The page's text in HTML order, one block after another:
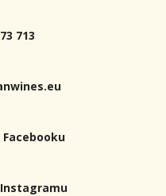
713